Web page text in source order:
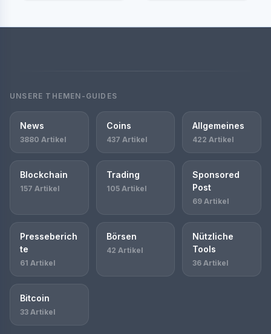
UNSERE THEMEN-GUIDES
News
3880 Artikel
Coins
437 Artikel
Allgemeines
422 Artikel
Blockchain
157 Artikel
Trading
105 Artikel
Sponsored
Post
69 Artikel
Presseberich
te
61 Artikel
Börsen
42 Artikel
Nützliche
Tools
36 Artikel
Bitcoin
33 Artikel